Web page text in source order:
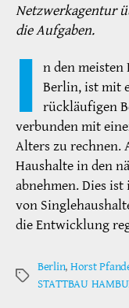
Netzwerkagentur
die Aufgaben.
I n den meisten
Berlin, ist mit
rückläufigen
verbunden mit
Alters zu rechnen.
Haushalte in den
abnehmen. Dies
von
die Entwicklung
Schlagwörter
Berlin, Horst
STATTBAU